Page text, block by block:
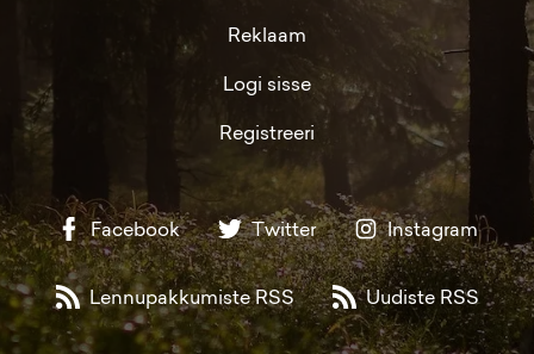
Reklaam
Logi sisse
Registreeri
Facebook Twitter Instagram
Lennupakkumiste RSS Uudiste RSS